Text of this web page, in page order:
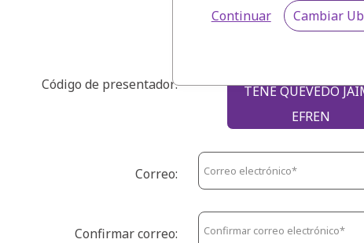
Continuar Cambiar
Código de presentador:
TENE QUEVEDO
EFREN
Correo:
Confirmar correo: